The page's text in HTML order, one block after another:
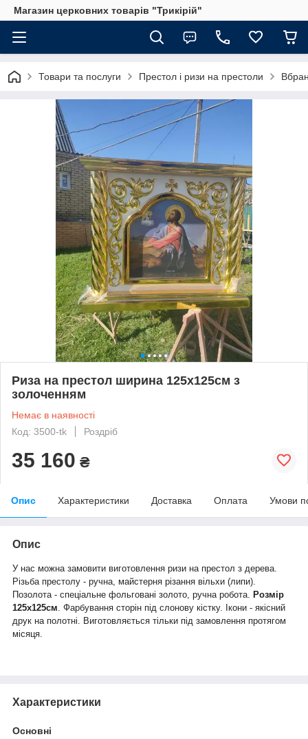
Магазин церковних товарів "Трикірій"
Товари та послуги Престол і ризи на престоли
Риза на престол ширина 125х125см з
золоченням
Немає в наявності
Код: 3500-tk
Роздріб
35 160 ₴
Опис Характеристики Доставка Оплата Умови
Опис
У нас можна замовити виготовлення ризи на престол з дерева.
Різьба престолу - ручна, майстерня різання вільхи (липи).
Позолота - спеціальне фольговані золото, ручна робота.
Розмір
125х125см . Фарбування сторін під слонову кістку. Ікони - якісний
друк на полотні. Виготовляється тільки під замовлення протягом
місяця.
Характеристики
Основні